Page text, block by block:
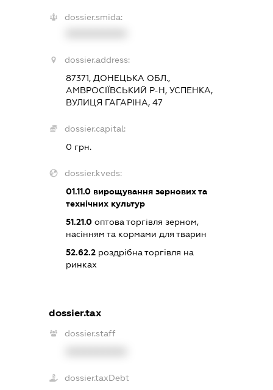
dossier.smida:
dossier.address:
87371, ДОНЕЦЬКА ОБЛ.,
АМВРОСІЇВСЬКИЙ Р-Н, УСПЕНКА,
ВУЛИЦЯ ГАГАРІНА, 47
dossier.capital:
0 грн.
dossier.kveds:
01.11.0 вирощування зернових та
технічних культур
51.21.0 оптова торгівля зерном,
насінням та кормами для тварин
52.62.2 роздрібна торгівля на
ринках
dossier.tax
dossier.staff
dossier.taxDebt